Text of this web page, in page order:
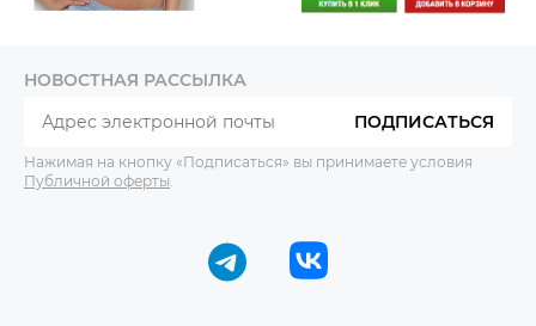
НОВОСТНАЯ РАССЫЛКА
ПОДПИСАТЬСЯ
Нажимая на кнопку «Подписаться» вы принимаете условия
Публичной оферты